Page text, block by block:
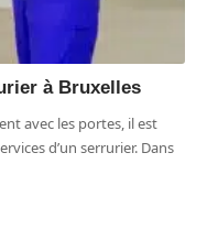
à Bruxelles
avec les portes, il est
d’un serrurier. Dans